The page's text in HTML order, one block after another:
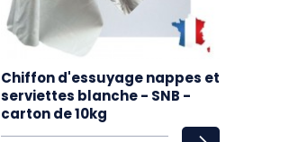
Chiffon d'essuyage nappes et
serviettes blanche - SNB -
carton de 10kg